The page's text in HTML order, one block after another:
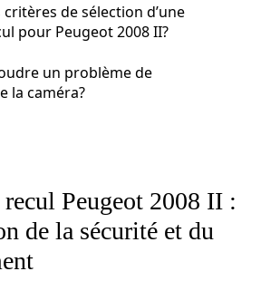
de sélection d’une
pour Peugeot 2008 II?
un problème de
la caméra?
recul Peugeot 2008 II :
de la sécurité et du